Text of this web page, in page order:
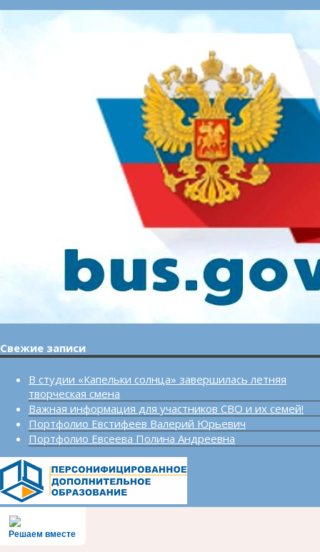
Свежие записи
В студии «Капельки солнца» завершилась летняя
творческая смена
Важная информация для участников СВО и их семей!
Портфолио Евстифеев Валерий Юрьевич
Портфолио Евсеева Полина Андреевна
Решаем вместе